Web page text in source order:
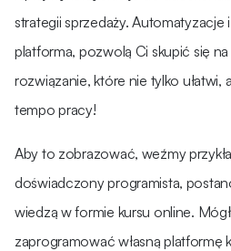
strategii sprzedaży.
platforma, pozwolą Ci skupić się
rozwiązanie, które nie tylko ułatwi,
tempo pracy!
Aby to zobrazować, weźmy
doświadczony programista,
wiedzą w formie kursu online.
zaprogramować własną platformę